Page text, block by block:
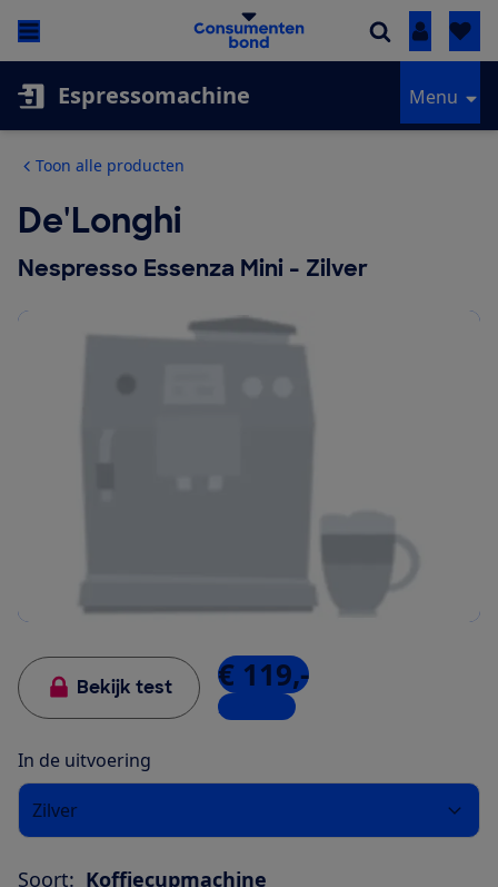
Inloggen
Espressomachine Menu
Toon alle producten
De'Longhi
Nespresso Essenza Mini - Zilver
Bekijk test € 119,-
2 winkels
In de uitvoering
Zilver
Soort: Koffiecupmachine